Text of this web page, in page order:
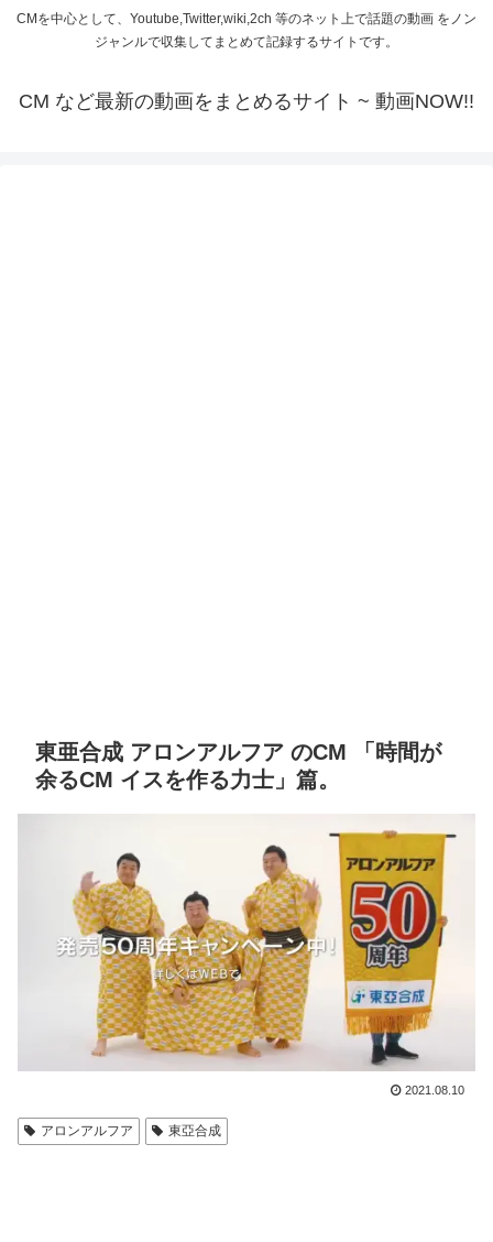
CMを中心として、Youtube,Twitter,wiki,2ch 等のネット上で話題の動画 をノン
ジャンルで収集してまとめて記録するサイトです。
CM など最新の動画をまとめるサイト ~ 動画NOW!!
東亜合成 アロンアルフア のCM 「時間が
余るCM イスを作る力士」篇。
2021.08.10
アロンアルフア 東亞合成